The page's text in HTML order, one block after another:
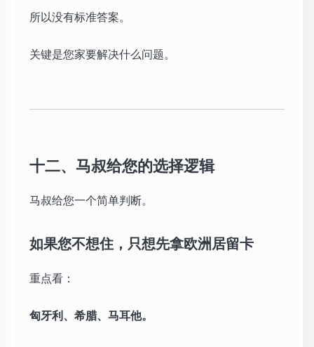
所以没有标准答案。
关键是您家要解决什么问题。
十二、马叔给您的选择逻辑
马叔给您一个简单判断。
如果您不想住，只想先拿欧洲居留卡
重点看：
匈牙利、希腊、马耳他。